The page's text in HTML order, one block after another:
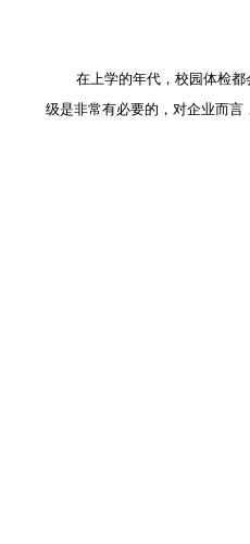
在上学的年代，校园体检都
级是非常有必要的，对企业而言